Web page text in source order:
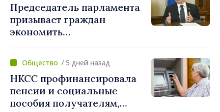
Председатель парламента
призывает граждан
экономить
каждый сократит
потребление энергии, мы
внесём свой вклад в
поддержание
стабильности системы»
/ 5 дней назад
НКСС профинансировала
пенсии и социальные
пособия получателям,